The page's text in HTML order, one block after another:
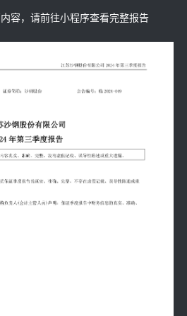
容，请前往小程序查看完整报告